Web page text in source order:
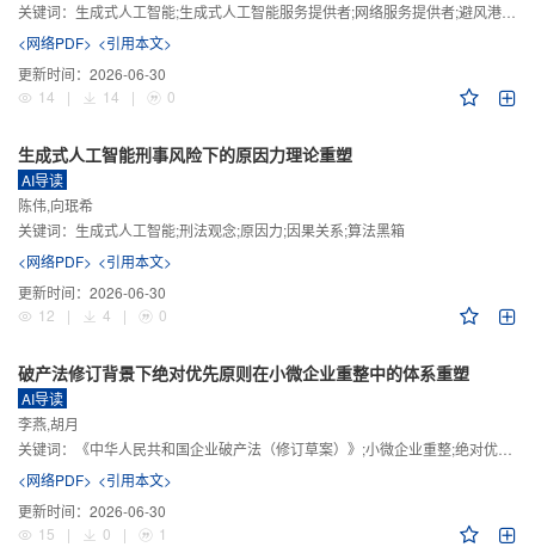
关键词： 生成式人工智能;生成式人工智能服务提供者;网络服务提供者;避风港规则;版权责任
<网络PDF> <引用本文>
更新时间： 2026-06-30
14
| 14 | 0
生成式人工智能刑事风险下的原因力理论重塑
AI导读
陈伟,向珉希
关键词： 生成式人工智能;刑法观念;原因力;因果关系;算法黑箱
<网络PDF> <引用本文>
更新时间： 2026-06-30
12
| 4 | 0
破产法修订背景下绝对优先原则在小微企业重整中的体系重塑
AI导读
李燕,胡月
关键词：
《中华人民共和国企业破产法（修订草案）》;小微企业重整;绝对优先原则;股东权益保留;预期可支配收入标准
<网络PDF> <引用本文>
更新时间： 2026-06-30
15
| 0 | 1